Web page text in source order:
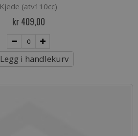
Kjede (atv110cc)
kr 409,00
Legg i handlekurv